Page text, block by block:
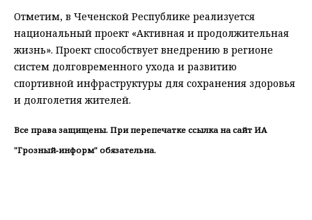
Отметим, в Чеченской Республике реализуется
национальный проект «Активная и продолжительная
жизнь». Проект способствует внедрению в регионе
систем долговременного ухода и развитию
спортивной инфраструктуры для сохранения здоровья
и долголетия жителей.
Все права защищены. При перепечатке ссылка на сайт ИА
"Грозный-информ" обязательна.